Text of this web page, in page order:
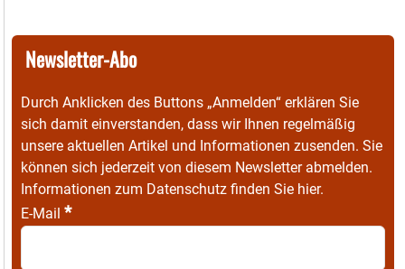
Newsletter-Abo
Durch Anklicken des Buttons „Anmelden“ erklären Sie
sich damit einverstanden, dass wir Ihnen regelmäßig
unsere aktuellen Artikel und Informationen zusenden. Sie
können sich jederzeit von diesem Newsletter abmelden.
Informationen zum Datenschutz finden Sie hier.
E-Mail *